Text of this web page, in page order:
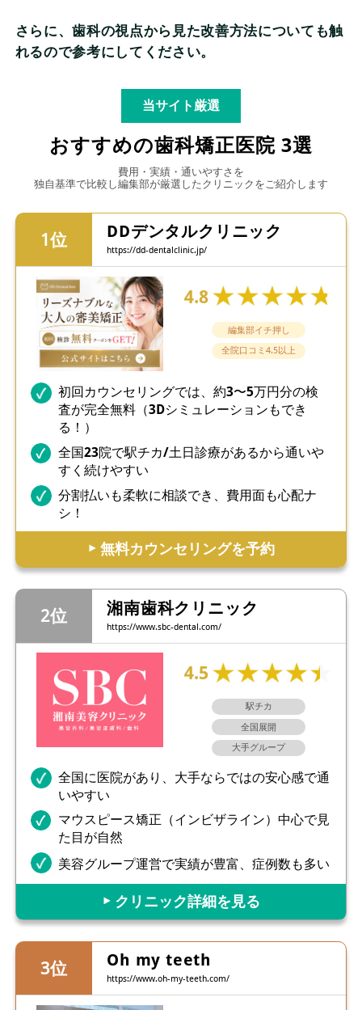
さらに、歯科の視点から見た改善方法についても触
れるので参考にしてください。
当サイト厳選
おすすめの歯科矯正医院 3選
費用・実績・通いやすさを
独自基準で比較し編集部が厳選したクリニックをご紹介します
DDデンタルクリニック
https://dd-dentalclinic.jp/
4.8
編集部イチ押し
全院口コミ4.5以上
初回カウンセリングでは、約3〜5万円分の検
査が完全無料（3Dシミュレーションもでき
る！）
全国23院で駅チカ/土日診療があるから通いや
すく続けやすい
分割払いも柔軟に相談でき、費用面も心配ナ
シ！
▶︎ 無料カウンセリングを予約
湘南歯科クリニック
https://www.sbc-dental.com/
4.5
駅チカ
全国展開
大手グループ
全国に医院があり、大手ならではの安心感で通
いやすい
マウスピース矯正（インビザライン）中心で見
た目が自然
美容グループ運営で実績が豊富、症例数も多い
▶︎ クリニック詳細を見る
Oh my teeth
https://www.oh-my-teeth.com/